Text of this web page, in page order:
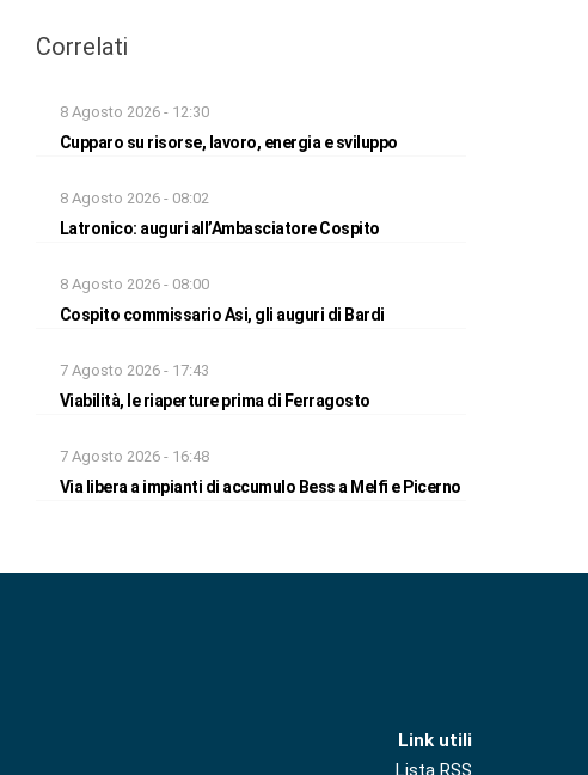
Correlati
8 Agosto 2026 - 12:30
Cupparo su risorse, lavoro, energia e sviluppo
8 Agosto 2026 - 08:02
Latronico: auguri all’Ambasciatore Cospito
8 Agosto 2026 - 08:00
Cospito commissario Asi, gli auguri di Bardi
7 Agosto 2026 - 17:43
Viabilità, le riaperture prima di Ferragosto
7 Agosto 2026 - 16:48
Via libera a impianti di accumulo Bess a Melfi e Picerno
Link utili
Lista RSS